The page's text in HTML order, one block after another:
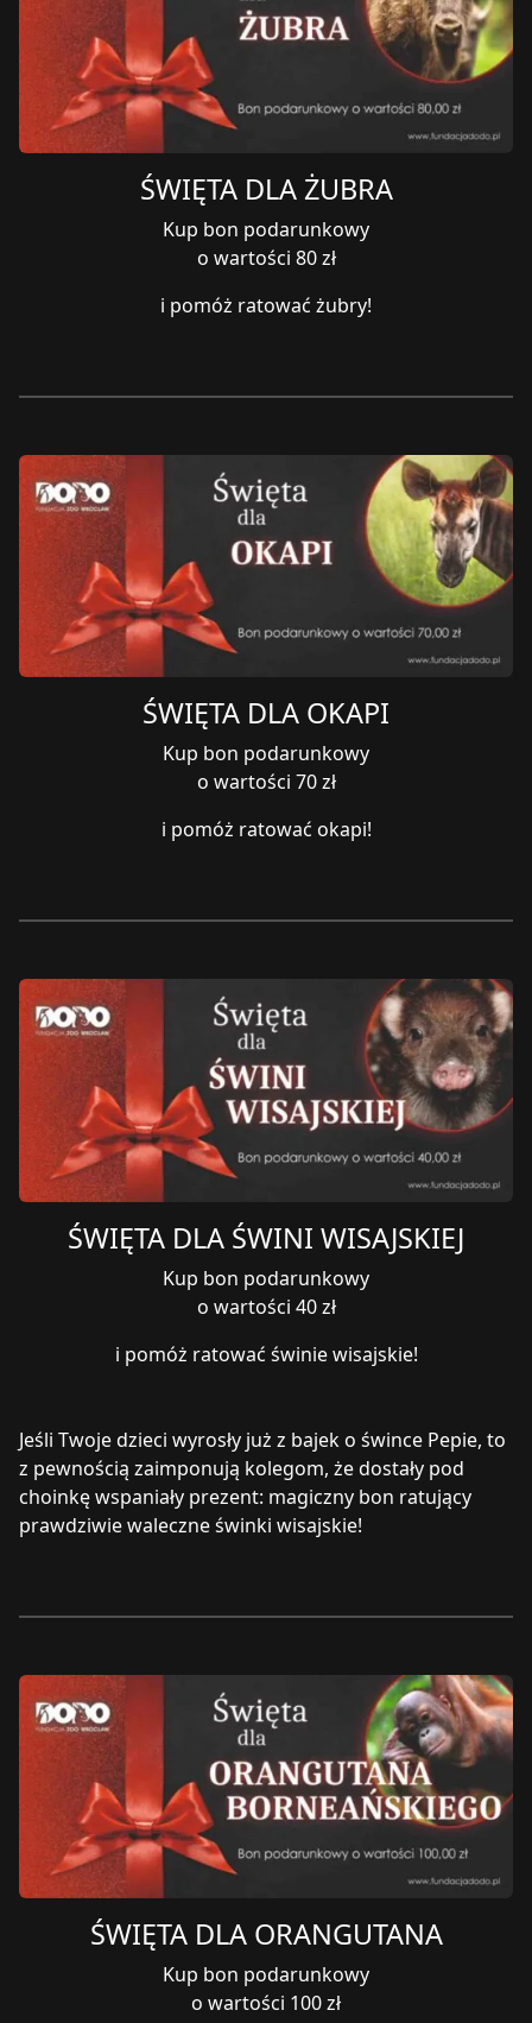
ŚWIĘTA DLA ŻUBRA
Kup bon podarunkowy
o wartości 80 zł
i pomóż ratować żubry!
ŚWIĘTA DLA OKAPI
Kup bon podarunkowy
o wartości 70 zł
i pomóż ratować okapi!
ŚWIĘTA DLA ŚWINI WISAJSKIEJ
Kup bon podarunkowy
o wartości 40 zł
i pomóż ratować świnie wisajskie!
Jeśli Twoje dzieci wyrosły już z bajek o śwince Pepie, to
z pewnością zaimponują kolegom, że dostały pod
choinkę wspaniały prezent: magiczny bon ratujący
prawdziwie waleczne świnki wisajskie!
ŚWIĘTA DLA ORANGUTANA
Kup bon podarunkowy
o wartości 100 zł